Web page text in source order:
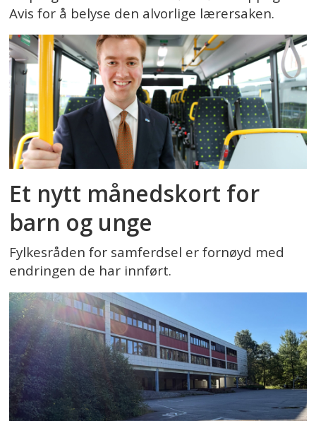
Avis for å belyse den alvorlige lærersaken.
Et nytt månedskort for
barn og unge
Fylkesråden for samferdsel er fornøyd med
endringen de har innført.